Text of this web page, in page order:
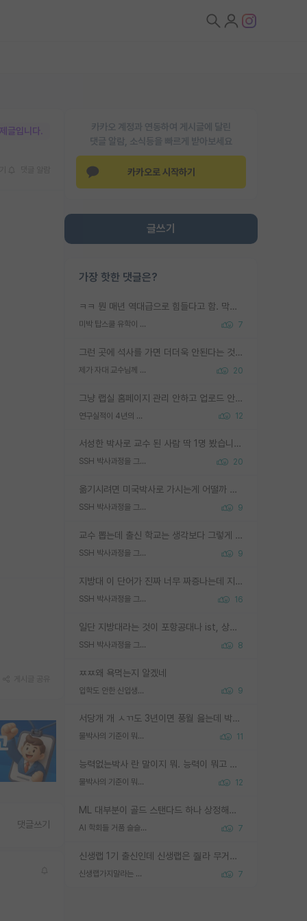
카카오 계정과 연동하여 게시글에 달린
댓글 알람, 소식등을 빠르게 받아보세요
카카오로 시작하기
글쓰기
가장 핫한 댓글은?
ㅋㅋ 뭔 매년 역대급으로 힘들다고 함. 막상 보면 별로 변한건 없음.
미박 탑스쿨 유학이 빡세진 이유 7
그런 곳에 석사를 가면 더더욱 안된다는 것을 깨달으시면 된겁니다!
제가 자대 교수님께 무례하게 행동한 걸까요? 20
그냥 랩실 홈페이지 관리 안하고 업로드 안한거 아님?
연구실적이 4년의 공백이 있는거 어떻게 생각하냐 12
서성한 박사로 교수 된 사람 딱 1명 봤습니다. 근데 지방대 박사로 교수된 거는 기적이 일어나야되요. 서성한 학부부터여도 빡센게 교수임용일텐데 지방대박사로 무슨 교수가 되나요...... 중소기업/중견기업 팀장급/연구소장급이나 될거 같네요.
SSH 박사과정을 그만두고 지방대 박사로 옮기면 교수의 꿈은 끝일까요? 20
옮기시려면 미국박사로 가시는게 어떨까 싶네요. 교수가 꿈이면 미국박사 하고 미국교수 까지 같이 노리시는게 기회가 많지 않을까요?
SSH 박사과정을 그만두고 지방대 박사로 옮기면 교수의 꿈은 끝일까요? 9
교수 뽑는데 출신 학교는 생각보다 그렇게 안 봄. 앞으로는 더 안 보게 될거임. 박사는 어디서 진행해도 됨. 단, 제대로 쌓고 좋은 실적 만들 수 있다면. 그런데 지방대는 그럴 가능성이 지극히 낮음. 나만 열심히 잘 하면 된다? 인간은 주변 환경에 지배되는 나약한 존재임. 주변의 지방대 대학원생과 섞이고 지방 특유의 여유로움 또는 나쁘게 얘기해서 나태함에 젖어 살다보면 교수의 꿈 자체를 잊어버리게 될 가능성도 있음. 주변 환경이 70~80%임.
SSH 박사과정을 그만두고 지방대 박사로 옮기면 교수의 꿈은 끝일까요? 9
지방대 이 단어가 진짜 너무 짜증나는데 지방대면 다 그냥 쓰레기인가요? 무슨 말 같지도 않은 댓글들이 있는건지??? 지방에도 충분히 좋은 대학 많고 충분히 잘하는 교수님들 많습니다 포항공대 4개 IST 대표 지거국들 여기 모두 다 지방에 있고 여기 출신들 중에 교수하는 분들 적지 않습니다 지거국 출신이 무슨 교수를 하냐?라고 생각할 사람들 많은데 상위 대표 지거국에 아웃라이어들 많습니다 결국 개인의 연구역량과 실적이 중요합니다 이 역량을 펼치는데 있어서 지도교수와의 합도 중요합니다. 그리고 경력이 필요하면 해외포닥까지 다녀오세요
SSH 박사과정을 그만두고 지방대 박사로 옮기면 교수의 꿈은 끝일까요? 16
일단 지방대라는 것이 포항공대나 ist, 상위 지거국은 아니라고 생각하겠습니다. 그런곳은 서성한에 비해 소위 대학 네임밸류가 크게 뒤떨어지지는 않으니까요. 대학 이름이 중요하냐? 당연합니다. 대학 이름이 좋아서 좋은 아웃풋이 나오는 것이냐, 좋은 대학은 좋은 사람과 좋은 기회가 몰려있으니 아웃풋도 자연스럽게 좋아지는 것이냐? 대답하기 어려운 문제입니다. 아직 한국 사회에서 학벌을 보는 것도, 특히 이공계를 중심으로 학벌보다는 실적 위주라는 분위기가 형성되는 것도 사실입니다. 지방대 출신으로 전임교수가 될수 있느냐? 가능 불가능을 따지면 당연히 가능입니다. 지방대 박사 출신으로 전임교원이 된 경우가 실제로 있으니까요. 현실적인 가능성이 있느냐? 지금 이정도 대학의 교수가 되고싶다고 생각되는 대학 들어가서 컴공과 교수 목록 켜고 박사 어디서 받았는지 쭉 한번 보세요. 냉정하게 지방대 출신인 분들이 많지는 않으실겁니다.
SSH 박사과정을 그만두고 지방대 박사로 옮기면 교수의 꿈은 끝일까요? 8
ㅉㅉ왜 욕먹는지 알겠네
입학도 안한 신입생이 원래 관심을 받나요 9
서당개 개 ㅅㄲ도 3년이면 풍월 읊는데 박사 5년 이상 대리고 있으면서 물된건 교수 탓 맞는ㄱ게 거기가 서당이 아니란 소리임
물박사의 기준이 뭐임? 11
능력없는박사 란 말이지 뭐. 능력이 뭐고 능력이 있다는게 뭔지는 사람마다 기준이 다르니까 얘기해봐야 서로 자기 기준만 얘기해서 논쟁이 끝이 안나고. 주위에서 능력있고 야심있는 신입생이 교수가 유의미한 피드백을 아예 안주면서 제대로된 과제에 참여해볼 기회도 제공하지 않고 잡일 뺑뺑이만 돌려서 맨날 단순작업만 하면서 밤새다가 눈빛이 점점 죽어가는걸 본 사람은 물박사는 교수탓이라고 하고, 교수는 이것저것 알려도 주고 기회도 주고 사수 동기 붙여주면서 어떻게든 끌고가려고 하는데 본인이 매일 뺀질거리면서 출근 하는둥마는둥 하다가 기껏 와서도 폰이나 쳐다보다가 실험 망치고 저녁약속있어서 먼저 가볼게요~ 하는걸 본 사람은 물박사는 본인탓이라고 함.
물박사의 기준이 뭐임? 12
ML 대부분이 골드 스탠다드 하나 상정해놓고 (벤치마크 데이터셋이 여러 개면 여러 개 상정) 그거 얼마나 잘 맞추나 싸움임 가끔 번뜩이는 설계 철학을 보여주는 논문들도 있지만 대부분 그거 성적 얼마나 더 올리느라에 혈안이 되어 있는 측면이 잇음
AI 학회들 거품 슬슬 지적이 나오네요 7
신생랩 1기 출신인데 신생랩은 줠라 무거운 바벨 같은거임. 들면 대박인데 못들면 깔려 죽음. 아무도 알려주지 않는 환경에서 자생해야하지만, 일단 살아남았다면 그 어떤 사람보다 악착같고 생존력 높은 사람으로 거듭날 수 있음
신생랩가지말라는 이유가 있었구나 7
글입니다.
댓글쓰기